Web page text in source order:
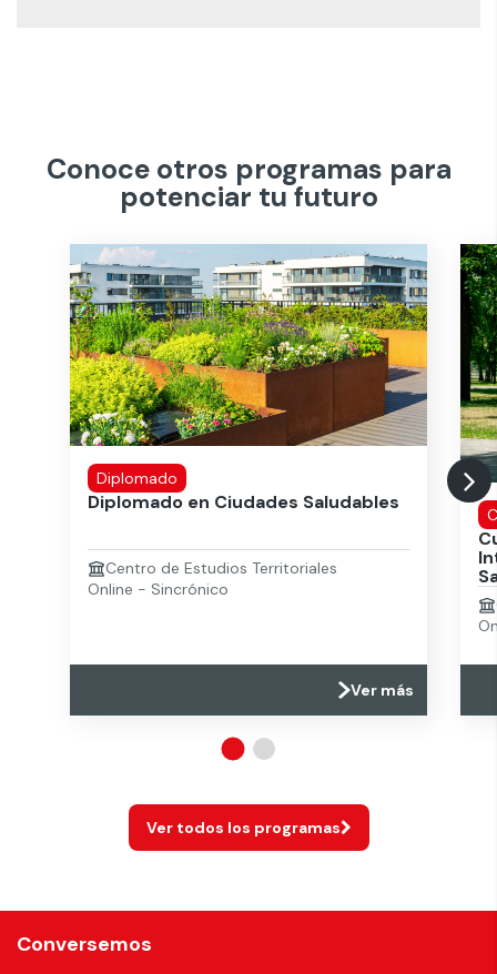
Conoce otros programas para
potenciar tu futuro
Diplomado
Diplomado en Ciudades Saludables
Centro de Estudios Territoriales
Online - Sincrónico
Ver más
Ver todos los programas
Conversemos